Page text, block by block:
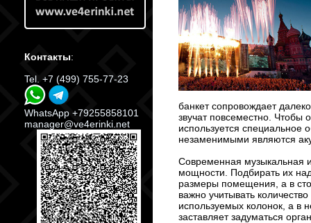
Контакты:
Tel. +7 (499) 755-77-23
WhatsApp +79255858101
manager@ve4erinki.net
банкет сопровождает
звучат повсеместно. Чтобы
используется
незаменимыми являются
Современная музыкальная
мощности. Подбирать их
размеры помещения, а в
важно учитывать
используемых колонок, а в
заставляет задуматься